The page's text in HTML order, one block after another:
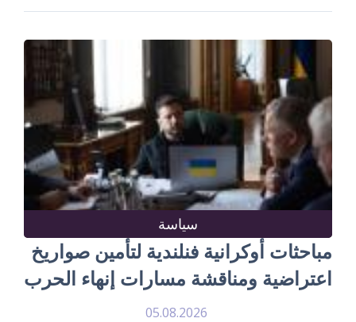
سياسة
مباحثات أوكرانية فنلندية لتأمين صواريخ
اعتراضية ومناقشة مسارات إنهاء الحرب
05.08.2026